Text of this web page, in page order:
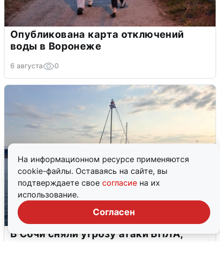
На информационном ресурсе применяются
cookie-файлы. Оставаясь на сайте, вы
подтверждаете свое согласие на их
использование.
Согласен
Опубликована карта отключений
воды в Воронеже
6 августа 0
В Сочи сняли угрозу атаки БПЛА,